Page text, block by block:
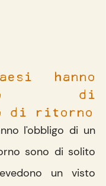
hanno
di
di ritorno
l'obbligo di un
sono di solito
un visto